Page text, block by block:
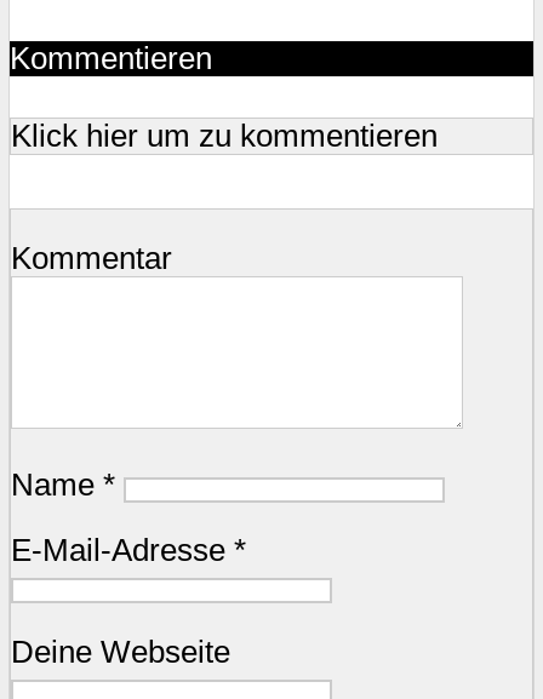
Kommentieren
Klick hier um zu kommentieren
Kommentar
Name *
E-Mail-Adresse *
Deine Webseite